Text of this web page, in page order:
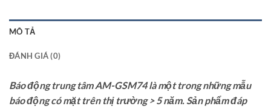
MÔ TẢ
ĐÁNH GIÁ (0)
Báo động trung tâm AM-GSM74 là một trong những mẫu
báo động có mặt trên thị trường > 5 năm. Sản phẩm đáp